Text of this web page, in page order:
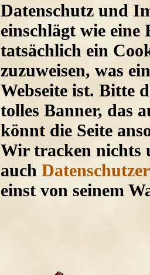
Datenschutz und
einschlägt wie eine
tatsächlich ein
zuzuweisen, was
Webseite ist. Bitte
tolles Banner, das
könnt die Seite
Wir tracken nichts
auch
einst von seinem